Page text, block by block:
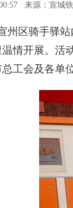
来源：宣
区骑手驿站
情开展。活
工会及各单